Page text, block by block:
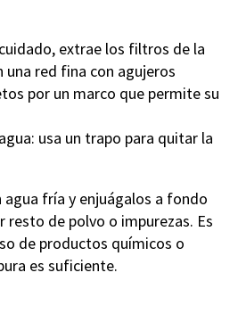
extrae los filtros de la
red fina con agujeros
por un marco que permite su
usa un trapo para quitar la
agua fría y enjuágalos a fondo
resto de polvo o impurezas. Es
de productos químicos o
es suficiente.